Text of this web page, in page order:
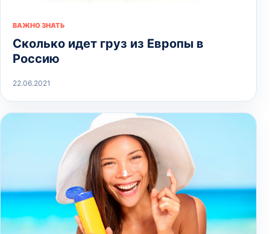
ВАЖНО ЗНАТЬ
Сколько идет груз из Европы в
Россию
22.06.2021